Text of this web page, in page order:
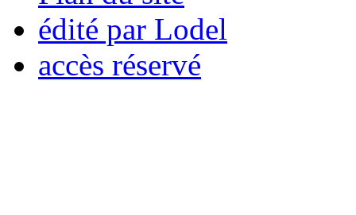
édité par Lodel
accès réservé